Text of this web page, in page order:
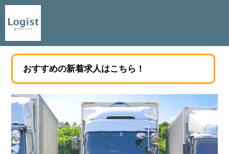
おすすめの新着求人はこちら！